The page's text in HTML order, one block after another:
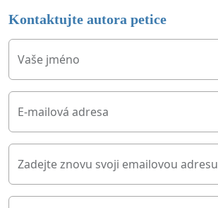
Kontaktujte autora petice
Vaše jméno
E-mailová adresa
Zadejte znovu svoji emailovou adresu